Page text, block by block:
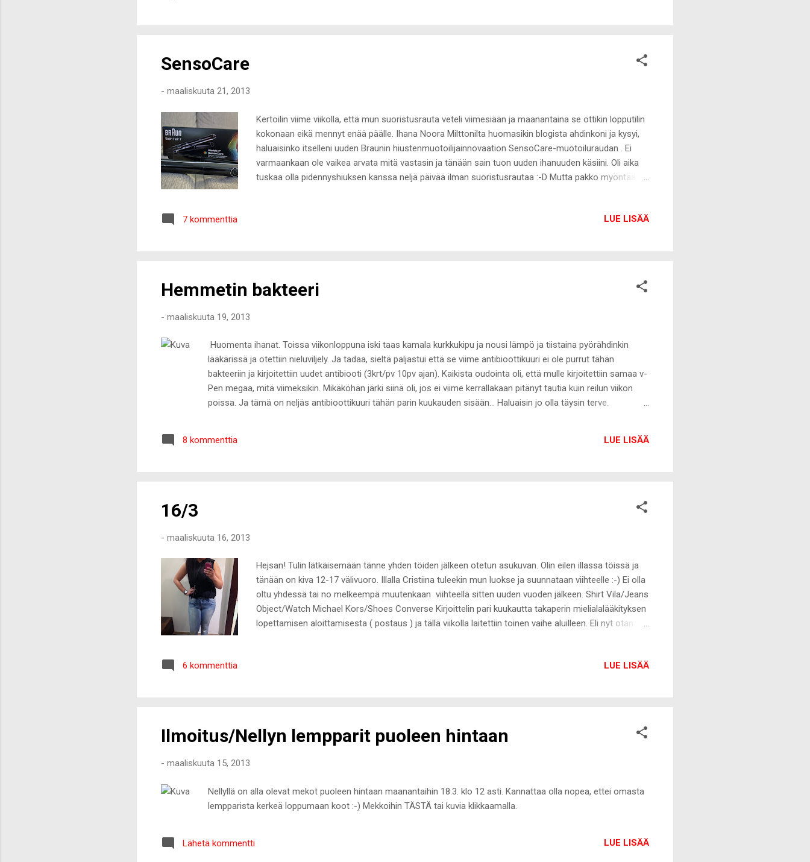
SensoCare
- maaliskuuta 21, 2013
Kertoilin viime viikolla, että mun suoristusrauta veteli viimesiään ja maanantaina se ottikin lopputilin
kokonaan eikä mennyt enää päälle. Ihana Noora Milttonilta huomasikin blogista ahdinkoni ja kysyi,
haluaisinko itselleni uuden Braunin hiustenmuotoilijainnovaation SensoCare-muotoiluraudan . Ei
varmaankaan ole vaikea arvata mitä vastasin ja tänään sain tuon uuden ihanuuden käsiini. Oli aika
tuskaa olla pidennyshiuksen kanssa neljä päivää ilman suoristusrautaa :-D Mutta pakko myöntää,
innovatiivinen teknologia on luotu yhdessä Braunin tutkijoiden ja insinöörien kanssa. Laite takaa
7 kommenttia LUE LISÄÄ
Hemmetin bakteeri
- maaliskuuta 19, 2013
Huomenta ihanat. Toissa viikonloppuna iski taas kamala kurkkukipu ja nousi lämpö ja tiistaina pyörähdinkin
lääkärissä ja otettiin nieluviljely. Ja tadaa, sieltä paljastui että se viime antibioottikuuri ei ole purrut tähän
bakteeriin ja kirjoitettiin uudet antibiooti (3krt/pv 10pv ajan). Kaikista oudointa oli, että mulle kirjoitettiin samaa v-
Pen megaa, mitä viimeksikin. Mikäköhän järki siinä oli, jos ei viime kerrallakaan pitänyt tautia kuin reilun viikon
poissa. Ja tämä on neljäs antibioottikuuri tähän parin kuukauden sisään... Haluaisin jo olla täysin terve.
Motivaatio pukeutumista kohtaa on ollut aika nollassa, mutta tänään voisi skarpata niin saisitte asukuvaakin.
8 kommenttia LUE LISÄÄ
16/3
- maaliskuuta 16, 2013
Hejsan! Tulin lätkäisemään tänne yhden töiden jälkeen otetun asukuvan. Olin eilen illassa töissä ja
tänään on kiva 12-17 välivuoro. Illalla Cristiina tuleekin mun luokse ja suunnataan viihteelle :-) Ei olla
oltu yhdessä tai no melkeempä muutenkaan viihteellä sitten uuden vuoden jälkeen. Shirt Vila/Jeans
Object/Watch Michael Kors/Shoes Converse Kirjoittelin pari kuukautta takaperin mielialalääkityksen
lopettamisen aloittamisesta ( postaus ) ja tällä viikolla laitettiin toinen vaihe aluilleen. Eli nyt otan
todella paljon ja lykkäsinkin ns lääkevapaata päivää parilla päivällä. Eilen olin kuitenkin koko päivän
6 kommenttia LUE LISÄÄ
Ilmoitus/Nellyn lempparit puoleen hintaan
- maaliskuuta 15, 2013
Nellyllä on alla olevat mekot puoleen hintaan maanantaihin 18.3. klo 12 asti. Kannattaa olla nopea, ettei omasta
lempparista kerkeä loppumaan koot :-) Mekkoihin TÄSTÄ tai kuvia klikkaamalla.
Lähetä kommentti LUE LISÄÄ